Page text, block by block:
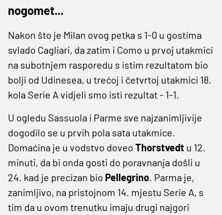
nogomet...
Nakon što je Milan ovog petka s 1-0 u gostima
svlado Cagliari, da zatim i Como u prvoj utakmici
na subotnjem rasporedu s istim rezultatom bio
bolji od Udinesea, u trećoj i četvrtoj utakmici 18.
kola Serie A vidjeli smo isti rezultat - 1-1.
U ogledu Sassuola i Parme sve najzanimljivije
dogodilo se u prvih pola sata utakmice.
Domaćina je u vodstvo doveo Thorstvedt u 12.
minuti, da bi onda gosti do poravnanja došli u
24. kad je precizan bio Pellegrino. Parma je,
zanimljivo, na pristojnom 14. mjestu Serie A, s
tim da u ovom trenutku imaju drugi najgori